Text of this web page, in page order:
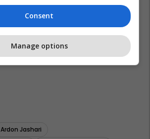
Ardon Jashari
Consent
Manage options